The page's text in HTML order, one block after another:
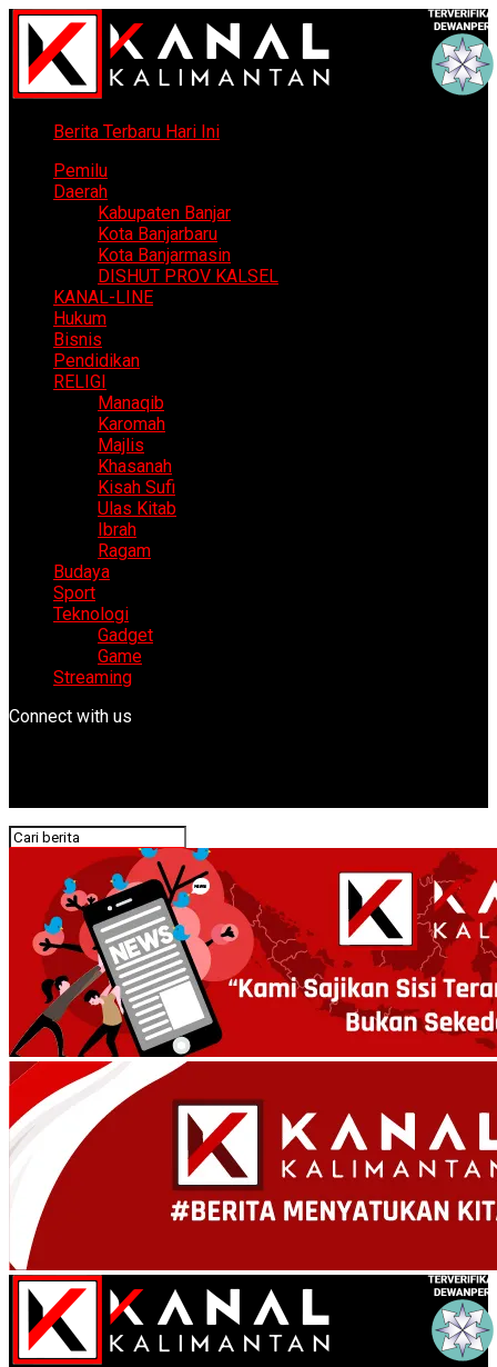
Berita Terbaru Hari Ini
Pemilu
Daerah
Kabupaten Banjar
Kota Banjarbaru
Kota Banjarmasin
DISHUT PROV KALSEL
KANAL-LINE
Hukum
Bisnis
Pendidikan
RELIGI
Manaqib
Karomah
Majlis
Khasanah
Kisah Sufi
Ulas Kitab
Ibrah
Ragam
Budaya
Sport
Teknologi
Gadget
Game
Streaming
Connect with us